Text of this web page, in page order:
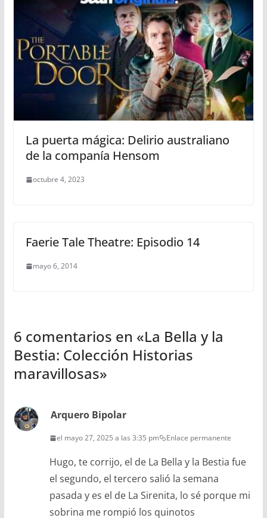
La puerta mágica: Delirio australiano
de la companía Hensom
octubre 4, 2023
Faerie Tale Theatre: Episodio 14
mayo 6, 2014
6 comentarios en «La Bella y la
Bestia: Colección Historias
maravillosas»
Arquero Bipolar
el mayo 27, 2025 a las 3:35 pm Enlace permanente
Hugo, te corrijo, el de La Bella y la Bestia fue
el segundo, el tercero salió la semana
pasada y es el de La Sirenita, lo sé porque mi
sobrina me rompió los quinotos